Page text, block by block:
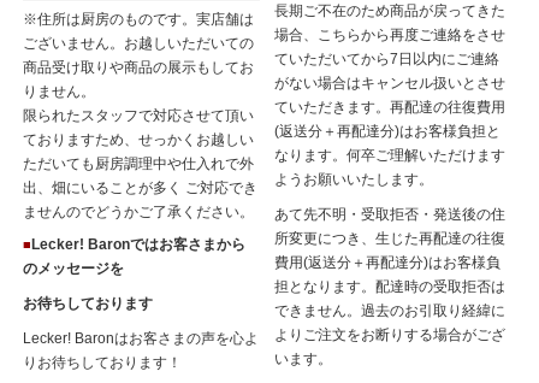
※住所は厨房のものです。実店舗は
ございません。お越しいただいての
商品受け取りや商品の展示もしてお
りません。
限られたスタッフで対応させて頂い
ておりますため、せっかくお越しい
ただいても厨房調理中や仕入れで外
出、畑にいることが多く ご対応でき
ませんのでどうかご了承ください。
■ Lecker! Baronではお客さまから
のメッセージを
お待ちしております
Lecker! Baronはお客さまの声を心よ
りお待ちしております！
長期ご不在のため商品が戻ってきた
場合、こちらから再度ご連絡をさせ
ていただいてから7日以内にご連絡
がない場合はキャンセル扱いとさせ
ていただきます。再配達の往復費用
(返送分＋再配達分)はお客様負担と
なります。何卒ご理解いただけます
ようお願いいたします。
あて先不明・受取拒否・発送後の住
所変更につき、生じた再配達の往復
費用(返送分＋再配達分)はお客様負
担となります。配達時の受取拒否は
できません。過去のお引取り経緯に
よりご注文をお断りする場合がござ
います。